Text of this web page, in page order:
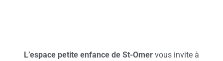
L’espace petite enfance de St-Omer vous invite à